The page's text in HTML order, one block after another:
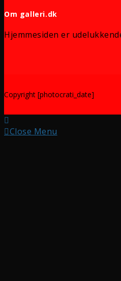
Om galleri.dk
Hjemmesiden er
Copyright [photocrati_date]
Close Menu